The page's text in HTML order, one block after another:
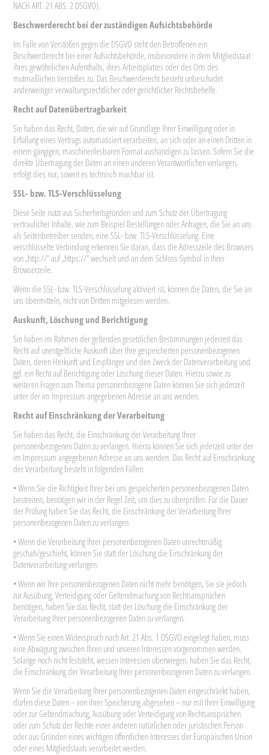
NACH ART. 21 ABS. 2 DSGVO).
Beschwerderecht bei der zuständigen Aufsichtsbehörde
Im Falle von Verstößen gegen die DSGVO steht den Betroffenen ein
Beschwerderecht bei einer Aufsichtsbehörde, insbesondere in dem Mitgliedstaat
ihres gewöhnlichen Aufenthalts, ihres Arbeitsplatzes oder des Orts des
mutmaßlichen Verstoßes zu. Das Beschwerderecht besteht unbeschadet
anderweitiger verwaltungsrechtlicher oder gerichtlicher Rechtsbehelfe.
Recht auf Datenübertragbarkeit
Sie haben das Recht, Daten, die wir auf Grundlage Ihrer Einwilligung oder in
Erfüllung eines Vertrags automatisiert verarbeiten, an sich oder an einen Dritten in
einem gängigen, maschinenlesbaren Format aushändigen zu lassen. Sofern Sie die
direkte Übertragung der Daten an einen anderen Verantwortlichen verlangen,
erfolgt dies nur, soweit es technisch machbar ist.
SSL- bzw. TLS-Verschlüsselung
Diese Seite nutzt aus Sicherheitsgründen und zum Schutz der Übertragung
vertraulicher Inhalte, wie zum Beispiel Bestellungen oder Anfragen, die Sie an uns
als Seitenbetreiber senden, eine SSL- bzw. TLS-Verschlüsselung. Eine
verschlüsselte Verbindung erkennen Sie daran, dass die Adresszeile des Browsers
von „http://“ auf „https://“ wechselt und an dem Schloss-Symbol in Ihrer
Browserzeile.
Wenn die SSL- bzw. TLS-Verschlüsselung aktiviert ist, können die Daten, die Sie an
uns übermitteln, nicht von Dritten mitgelesen werden.
Auskunft, Löschung und Berichtigung
Sie haben im Rahmen der geltenden gesetzlichen Bestimmungen jederzeit das
Recht auf unentgeltliche Auskunft über Ihre gespeicherten personenbezogenen
Daten, deren Herkunft und Empfänger und den Zweck der Datenverarbeitung und
ggf. ein Recht auf Berichtigung oder Löschung dieser Daten. Hierzu sowie zu
weiteren Fragen zum Thema personenbezogene Daten können Sie sich jederzeit
unter der im Impressum angegebenen Adresse an uns wenden.
Recht auf Einschränkung der Verarbeitung
Sie haben das Recht, die Einschränkung der Verarbeitung Ihrer
personenbezogenen Daten zu verlangen. Hierzu können Sie sich jederzeit unter der
im Impressum angegebenen Adresse an uns wenden. Das Recht auf Einschränkung
der Verarbeitung besteht in folgenden Fällen:
• Wenn Sie die Richtigkeit Ihrer bei uns gespeicherten personenbezogenen Daten
bestreiten, benötigen wir in der Regel Zeit, um dies zu überprüfen. Für die Dauer
der Prüfung haben Sie das Recht, die Einschränkung der Verarbeitung Ihrer
personenbezogenen Daten zu verlangen.
• Wenn die Verarbeitung Ihrer personenbezogenen Daten unrechtmäßig
geschah/geschieht, können Sie statt der Löschung die Einschränkung der
Datenverarbeitung verlangen.
• Wenn wir Ihre personenbezogenen Daten nicht mehr benötigen, Sie sie jedoch
zur Ausübung, Verteidigung oder Geltendmachung von Rechtsansprüchen
benötigen, haben Sie das Recht, statt der Löschung die Einschränkung der
Verarbeitung Ihrer personenbezogenen Daten zu verlangen.
• Wenn Sie einen Widerspruch nach Art. 21 Abs. 1 DSGVO eingelegt haben, muss
eine Abwägung zwischen Ihren und unseren Interessen vorgenommen werden.
Solange noch nicht feststeht, wessen Interessen überwiegen, haben Sie das Recht,
die Einschränkung der Verarbeitung Ihrer personenbezogenen Daten zu verlangen.
Wenn Sie die Verarbeitung Ihrer personenbezogenen Daten eingeschränkt haben,
dürfen diese Daten – von ihrer Speicherung abgesehen – nur mit Ihrer Einwilligung
oder zur Geltendmachung, Ausübung oder Verteidigung von Rechtsansprüchen
oder zum Schutz der Rechte einer anderen natürlichen oder juristischen Person
oder aus Gründen eines wichtigen öffentlichen Interesses der Europäischen Union
oder eines Mitgliedstaats verarbeitet werden.